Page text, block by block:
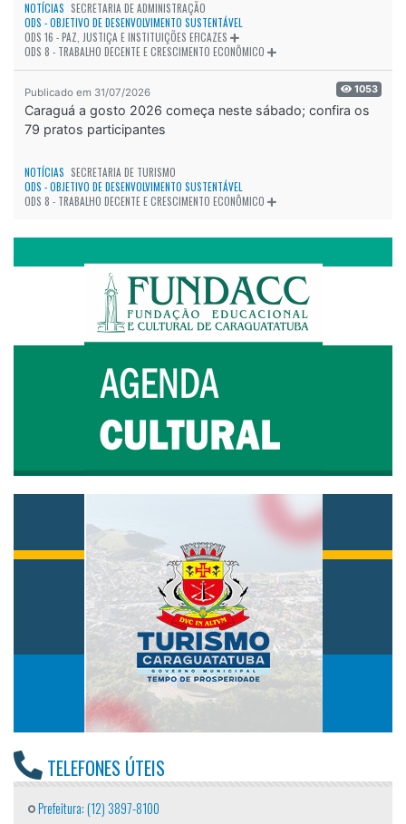
NOTÍCIAS SECRETARIA DE ADMINISTRAÇÃO
ODS - OBJETIVO DE DESENVOLVIMENTO SUSTENTÁVEL
ODS 16 - PAZ, JUSTIÇA E INSTITUIÇÕES EFICAZES
ODS 8 - TRABALHO DECENTE E CRESCIMENTO ECONÔMICO
Publicado em 31/07/2026 1053
Caraguá a gosto 2026 começa neste sábado; confira os
79 pratos participantes
NOTÍCIAS SECRETARIA DE TURISMO
ODS - OBJETIVO DE DESENVOLVIMENTO SUSTENTÁVEL
ODS 8 - TRABALHO DECENTE E CRESCIMENTO ECONÔMICO
TELEFONES ÚTEIS
Prefeitura: (12) 3897-8100